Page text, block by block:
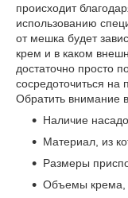
происходит
использованию
от мешка будет
крем и в каком
достаточно просто
сосредоточиться на
Обратить внимание
Наличие
Материал, из
Размеры
Объемы крема,